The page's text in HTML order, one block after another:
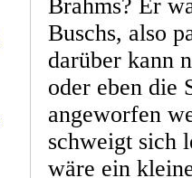
Brahms? Er
Buschs, also
darüber kann
oder eben die
angeworfen
schweigt sich
wäre ein